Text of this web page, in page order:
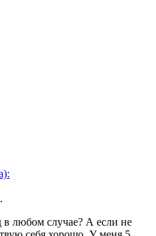
в любом случае? А если не